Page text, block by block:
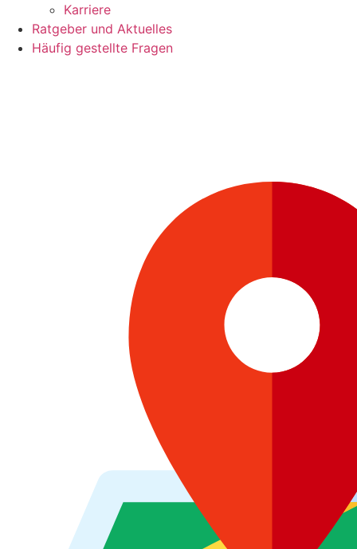
Karriere
Ratgeber und Aktuelles
Häufig gestellte Fragen